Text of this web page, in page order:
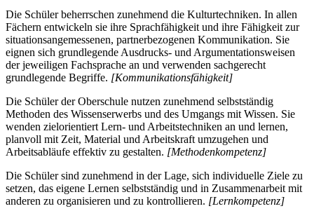
Die Schüler beherrschen zunehmend die Kulturtechniken. In allen
Fächern entwickeln sie ihre Sprachfähigkeit und ihre Fähigkeit zur
situationsangemessenen, partnerbezogenen Kommunikation. Sie
eignen sich grundlegende Ausdrucks- und Argumentationsweisen
der jeweiligen Fachsprache an und verwenden sachgerecht
grundlegende Begriffe. [Kommunikationsfähigkeit]
Die Schüler der Oberschule nutzen zunehmend selbstständig
Methoden des Wissenserwerbs und des Umgangs mit Wissen. Sie
wenden zielorientiert Lern- und Arbeitstechniken an und lernen,
planvoll mit Zeit, Material und Arbeitskraft umzugehen und
Arbeitsabläufe effektiv zu gestalten. [Methodenkompetenz]
Die Schüler sind zunehmend in der Lage, sich individuelle Ziele zu
setzen, das eigene Lernen selbstständig und in Zusammenarbeit mit
anderen zu organisieren und zu kontrollieren. [Lernkompetenz]